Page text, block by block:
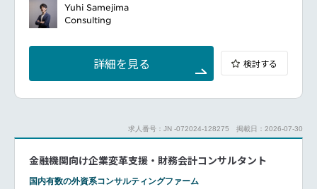
な視点と地域に根ざしたアプローチを組み合わせ、ク
ライアントのニーズに応じた最適なソリューションを
ント導入/予算管理制度整備/シェアードサービス(SSC)
設立・アウトソーシング・BPO/IFRS導入他
上記のテーマにおけるプロジェクトマネージメント・
プロジェクトリード業務
◆シニアコンサルタント/コンサルタント
上記の内容においてプロジェクトメンバーとして求め
Yuhi Samejima
Consulting
詳細を見る 検討する
求人番号：JN -072024-128275 掲載日：2026-07-30
金融機関向け企業変革支援・財務会計コンサルタント
国内有数の外資系コンサルティングファーム